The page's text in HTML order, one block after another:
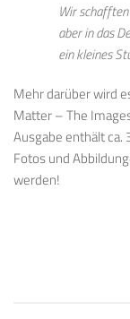
Wir
aber in das
einkleines
Mehr darüber wird
Matter – The
Ausgabe enthält
Fotos und
werden!